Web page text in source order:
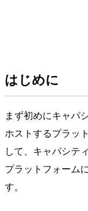
はじめに
まず初めにキャパ
ホストするプラッ
して、キャパシテ
プラットフォーム
す。